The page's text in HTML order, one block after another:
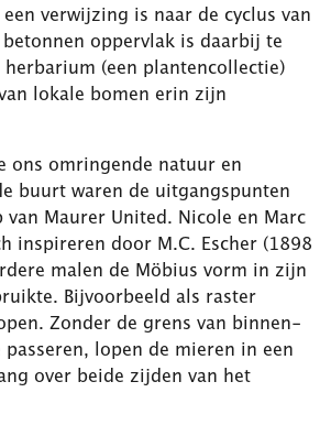
verwijzing is naar de cyclus van
oppervlak is daarbij te
(een plantencollectie)
lokale bomen erin zijn
ons omringende natuur en
buurt waren de uitgangspunten
Maurer United. Nicole en Marc
inspireren door M.C. Escher (1898
malen de Möbius vorm in zijn
Bijvoorbeeld als raster
Zonder de grens van binnen-
lopen de mieren in een
over beide zijden van het